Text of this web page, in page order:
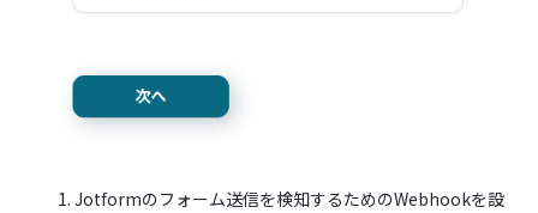
Jotformのフォーム送信を検知するためのWebhookを設